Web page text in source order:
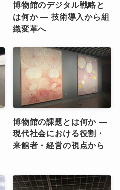
博物館のデジタル戦略と
は何か ― 技術導入から組
織変革へ
博物館の課題とは何か ―
現代社会における役割・
来館者・経営の視点から